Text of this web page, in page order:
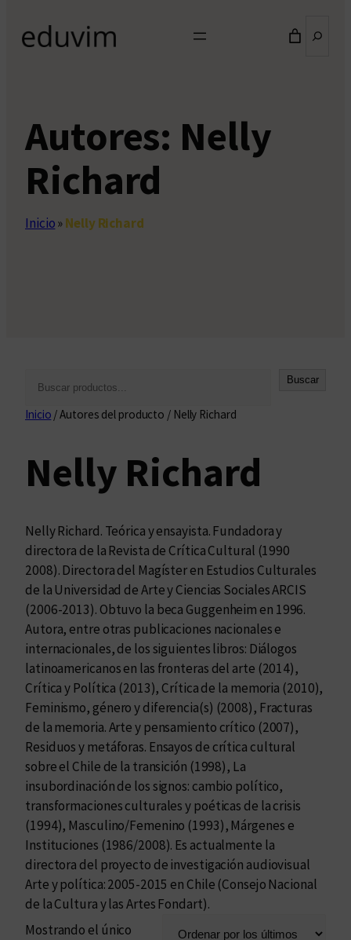
Autores: Nelly
Richard
Inicio»Nelly Richard
s
a
Buscar
Inicio / Autores del producto / Nelly Richard
Nelly Richard
Nelly Richard. Teórica y ensayista. Fundadora y
directora de la Revista de Crítica Cultural (1990
2008). Directora del Magíster en Estudios Culturales
de la Universidad de Arte y Ciencias Sociales ARCIS
(2006-2013). Obtuvo la beca Guggenheim en 1996.
Autora, entre otras publicaciones nacionales e
internacionales, de los siguientes libros: Diálogos
latinoamericanos en las fronteras del arte (2014),
Crítica y Política (2013), Crítica de la memoria (2010),
Feminismo, género y diferencia(s) (2008), Fracturas
de la memoria. Arte y pensamiento crítico (2007),
Residuos y metáforas. Ensayos de crítica cultural
sobre el Chile de la transición (1998), La
insubordinación de los signos: cambio político,
transformaciones culturales y poéticas de la crisis
(1994), Masculino/Femenino (1993), Márgenes e
Instituciones (1986/2008). Es actualmente la
directora del proyecto de investigación audiovisual
Arte y política: 2005-2015 en Chile (Consejo Nacional
de la Cultura y las Artes Fondart).
Mostrando el único